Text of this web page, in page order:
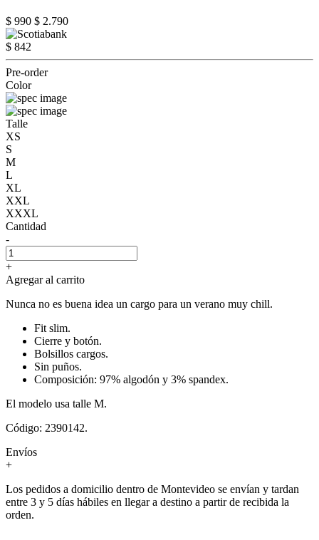
$ 990 $ 2.790
$ 842
Pre-order
Color
Talle
XS
S
M
L
XL
XXL
XXXL
Cantidad
-
+
Agregar al carrito
Nunca no es buena idea un cargo para un verano muy chill.
Fit slim.
Cierre y botón.
Bolsillos cargos.
Sin puños.
Composición: 97% algodón y 3% spandex.
El modelo usa talle M.
Código: 2390142.
Envíos
+
Los pedidos a domicilio dentro de Montevideo se envían y tardan
entre 3 y 5 días hábiles en llegar a destino a partir de recibida la
orden.